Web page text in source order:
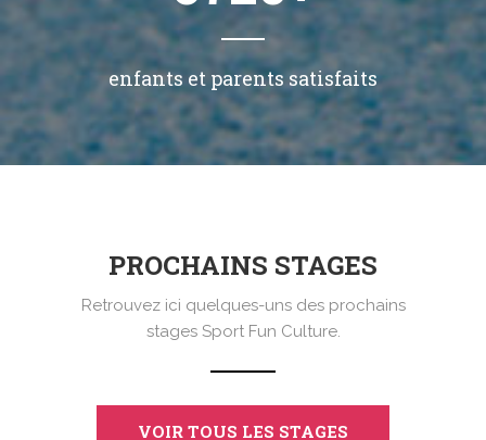
enfants et parents satisfaits
PROCHAINS STAGES
Retrouvez ici quelques-uns des prochains
stages Sport Fun Culture.
VOIR TOUS LES STAGES